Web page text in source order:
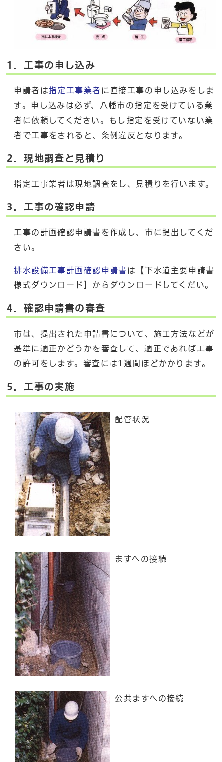
1．工事の申し込み
申請者は指定工事業者 に直接工事の申し込みをしま
す。申し込みは必ず、八幡市の指定を受けている業
者に依頼してください。もし指定を受けていない業
者で工事をされると、条例違反となります。
2．現地調査と見積り
指定工事業者は現地調査をし、見積りを行います。
3．工事の確認申請
工事の計画確認申請書を作成し、市に提出してくだ
さい。
排水設備工事計画確認申請書は【下水道主要申請書
様式ダウンロード】からダウンロードしてくだい。
4．確認申請書の審査
市は、提出された申請書について、施工方法などが
基準に適正かどうかを審査して、適正であれば工事
の許可をします。審査には1週間ほどかかります。
5．工事の実施
配管状況
ますへの接続
公共ますへの接続